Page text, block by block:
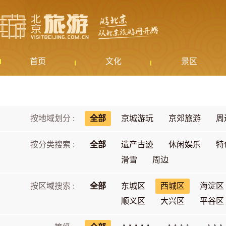
首页 文化 景区
按地域划分 : 全部 京城游玩 京郊旅游 周
按分类搜索 : 全部 遗产古迹 休闲娱乐
特
滑雪
周边
按区域搜索 : 全部 东城区 西城区
海淀区
顺义区
大兴区 平谷区